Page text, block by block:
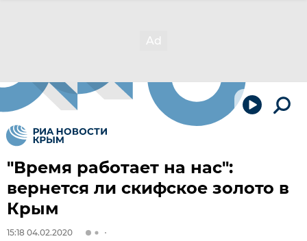
"Время работает на нас":
вернется ли скифское золото в
Крым
15:18 04.02.2020